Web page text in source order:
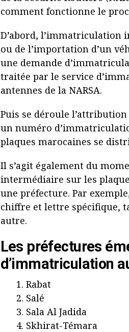
comment fonctionne le
D’abord, l’immatriculation
ou de l’importation d’un
une demande
traitée par le service
antennes de la NARSA.
Puis se déroule
un numéro
plaques marocaines se
Il s’agit également du
intermédiaire sur les
une préfecture. Par
chiffre et lettre spécifique,
autre.
Les préfectures
d’immatriculation
Rabat
Salé
Sala Al Jadida
Skhirat-Témara